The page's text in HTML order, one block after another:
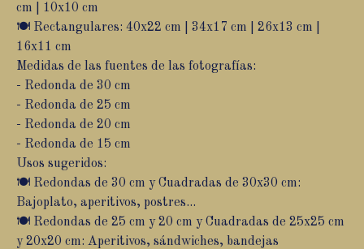
cm | 10x10 cm
🍽️ Rectangulares: 40x22 cm | 34x17 cm | 26x13 cm |
16x11 cm
Medidas de las fuentes de las fotografías:
- Redonda de 30 cm
- Redonda de 25 cm
- Redonda de 20 cm
- Redonda de 15 cm
Usos sugeridos:
🍽️ Redondas de 30 cm y Cuadradas de 30x30 cm:
Bajoplato, aperitivos, postres...
🍽️ Redondas de 25 cm y 20 cm y Cuadradas de 25x25 cm
y 20x20 cm: Aperitivos, sándwiches, bandejas